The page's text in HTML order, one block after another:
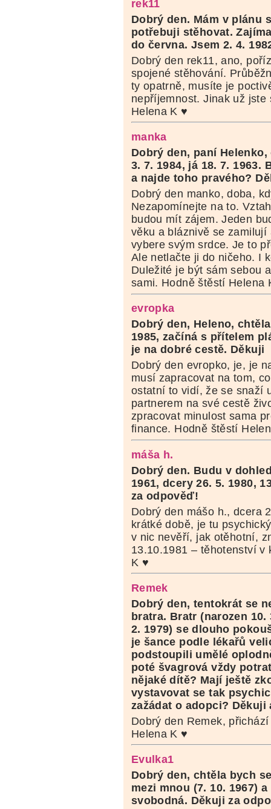
rek11
Dobrý den. Mám v plánu
potřebuji stěhovat.
do června. Jsem 2. 4.
Dobrý den rek11, ano,
spojené stěhování.
ty opatrně, musíte je
nepříjemnost. Jinak už
Helena K ♥
manka
Dobrý den, paní Helenko,
3. 7. 1984, já 18. 7.
a najde toho pravého?
Dobrý den manko, doba,
Nezapomínejte na to.
budou mít zájem. Jeden
věku a bláznivě se
vybere svým srdce. Je to
Ale netlačte ji do ničeho. I
Duležité je být sám sebou
sami. Hodně štěstí Helena
evropka
Dobrý den, Heleno,
1985, začíná s přítelem
je na dobré cestě. Děkuji
Dobrý den evropko, je, je
musí zapracovat na tom,
ostatní to vidí, že se snaží
partnerem na své cestě
zpracovat minulost sama
finance. Hodně štěstí
máša h.
Dobrý den. Budu v
1961, dcery 26. 5. 1980,
za odpověď!
Dobrý den mášo h., dcera
krátké době, je tu
v nic nevěří, jak otěhotní,
13.10.1981 – těhotenství v
K ♥
Remek
Dobrý den, tentokrát se
bratra. Bratr (narozen 10.
2. 1979) se dlouho
je šance podle lékařů
podstoupili umělé
poté švagrová vždy
nějaké dítě? Mají ještě
vystavovat se tak
zažádat o adopci? Děkuji
Dobrý den Remek,
Helena K ♥
Evulka1
Dobrý den, chtěla bych
mezi mnou (7. 10. 1967)
svobodná. Děkuji za